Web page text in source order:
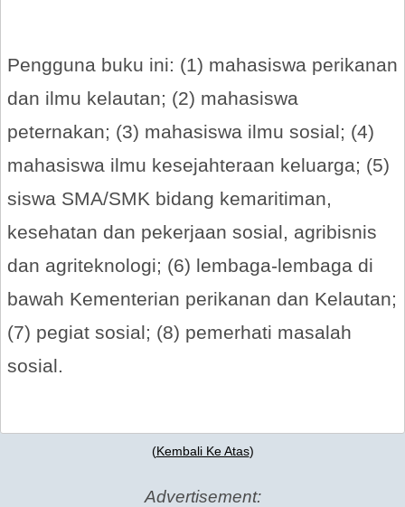
Pengguna buku ini: (1) mahasiswa perikanan
dan ilmu kelautan; (2) mahasiswa
peternakan; (3) mahasiswa ilmu sosial; (4)
mahasiswa ilmu kesejahteraan keluarga; (5)
siswa SMA/SMK bidang kemaritiman,
kesehatan dan pekerjaan sosial, agribisnis
dan agriteknologi; (6) lembaga-lembaga di
bawah Kementerian perikanan dan Kelautan;
(7) pegiat sosial; (8) pemerhati masalah
sosial.
(Kembali Ke Atas)
Advertisement: